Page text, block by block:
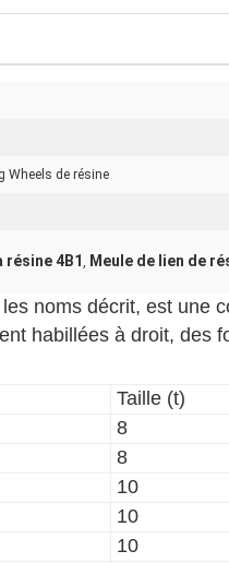
Wheels de résine
résine 4B1 , Meule de lien de
noms décrit, est une
habillées à droit, des
Taille (t)
8
8
10
10
10